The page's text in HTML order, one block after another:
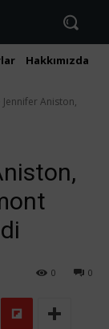
Hakkımızda
Aniston,
0
0